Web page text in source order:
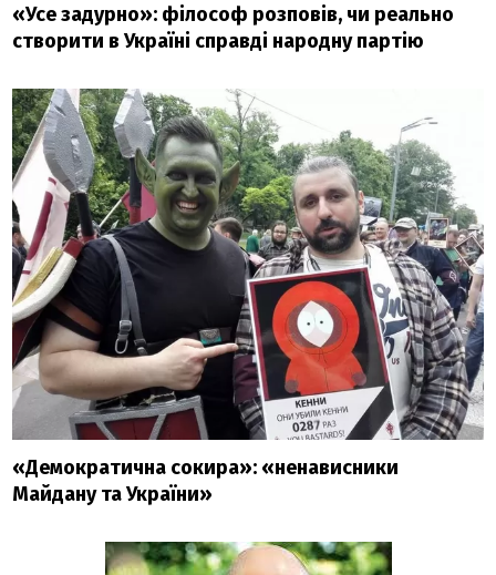
«Усе задурно»: філософ розповів, чи реально
створити в Україні справді народну партію
«Демократична сокира»: «ненависники
Майдану та України»